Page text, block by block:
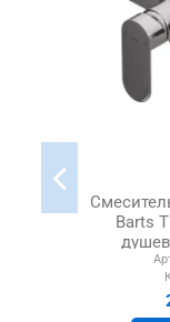
Barts